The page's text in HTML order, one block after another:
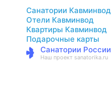
Санатории Кавминвод
Отели Кавминвод
Квартиры Кавминвод
Подарочные карты
Санатории России
Наш проект sanatorika.ru